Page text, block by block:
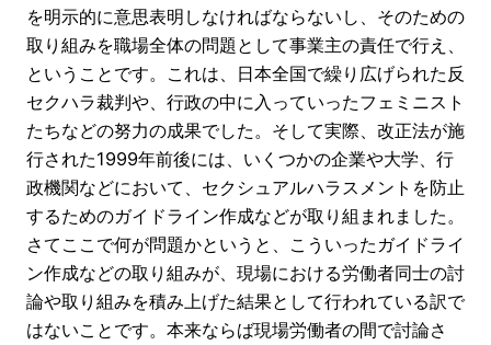
を明示的に意思表明しなければならないし、そのための
取り組みを職場全体の問題として事業主の責任で行え、
ということです。これは、日本全国で繰り広げられた反
セクハラ裁判や、行政の中に入っていったフェミニスト
たちなどの努力の成果でした。そして実際、改正法が施
行された1999年前後には、いくつかの企業や大学、行
政機関などにおいて、セクシュアルハラスメントを防止
するためのガイドライン作成などが取り組まれました。
さてここで何が問題かというと、こういったガイドライ
ン作成などの取り組みが、現場における労働者同士の討
論や取り組みを積み上げた結果として行われている訳で
はないことです。本来ならば現場労働者の間で討論さ